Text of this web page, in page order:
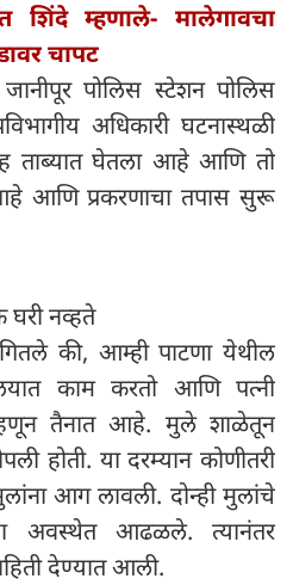
शिंदे म्हणाले- मालेगावचा
चापट
पोलिस स्टेशन पोलिस
अधिकारी घटनास्थळी
ताब्यात घेतला आहे आणि तो
आहे आणि प्रकरणाचा तपास सुरू
नव्हते
की, आम्ही पाटणा येथील
काम करतो आणि पत्नी
तैनात आहे. मुले शाळेतून
होती. या दरम्यान कोणीतरी
आग लावली. दोन्ही मुलांचे
अवस्थेत आढळले. त्यानंतर
देण्यात आली.